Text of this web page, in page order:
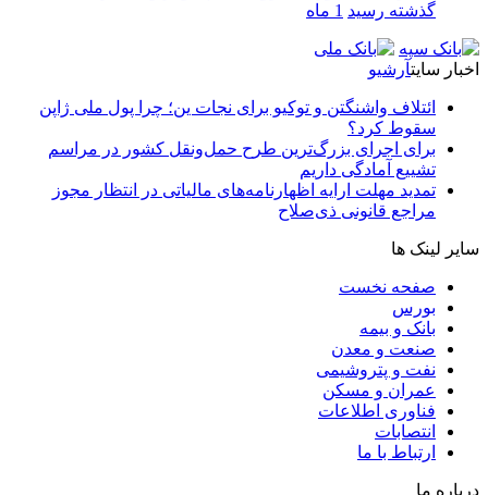
گذشته رسید 1 ماه
اخبار سایتآرشیو
ائتلاف واشنگتن و توکیو برای نجات ین؛ چرا پول ملی ژاپن
سقوط کرد؟
برای اجرای بزرگ‌ترین طرح حمل‌ونقل کشور در مراسم
تشییع آمادگی داریم
تمدید مهلت ارایه اظهارنامه‌های مالیاتی در انتظار مجوز
مراجع قانونی ذی‌‏صلاح
سایر لینک ها
صفحه نخست
بورس
بانک و بیمه
صنعت و معدن
نفت و پتروشیمی
عمران و مسکن
فناوری اطلاعات
انتصابات
ارتباط با ما
درباره ما